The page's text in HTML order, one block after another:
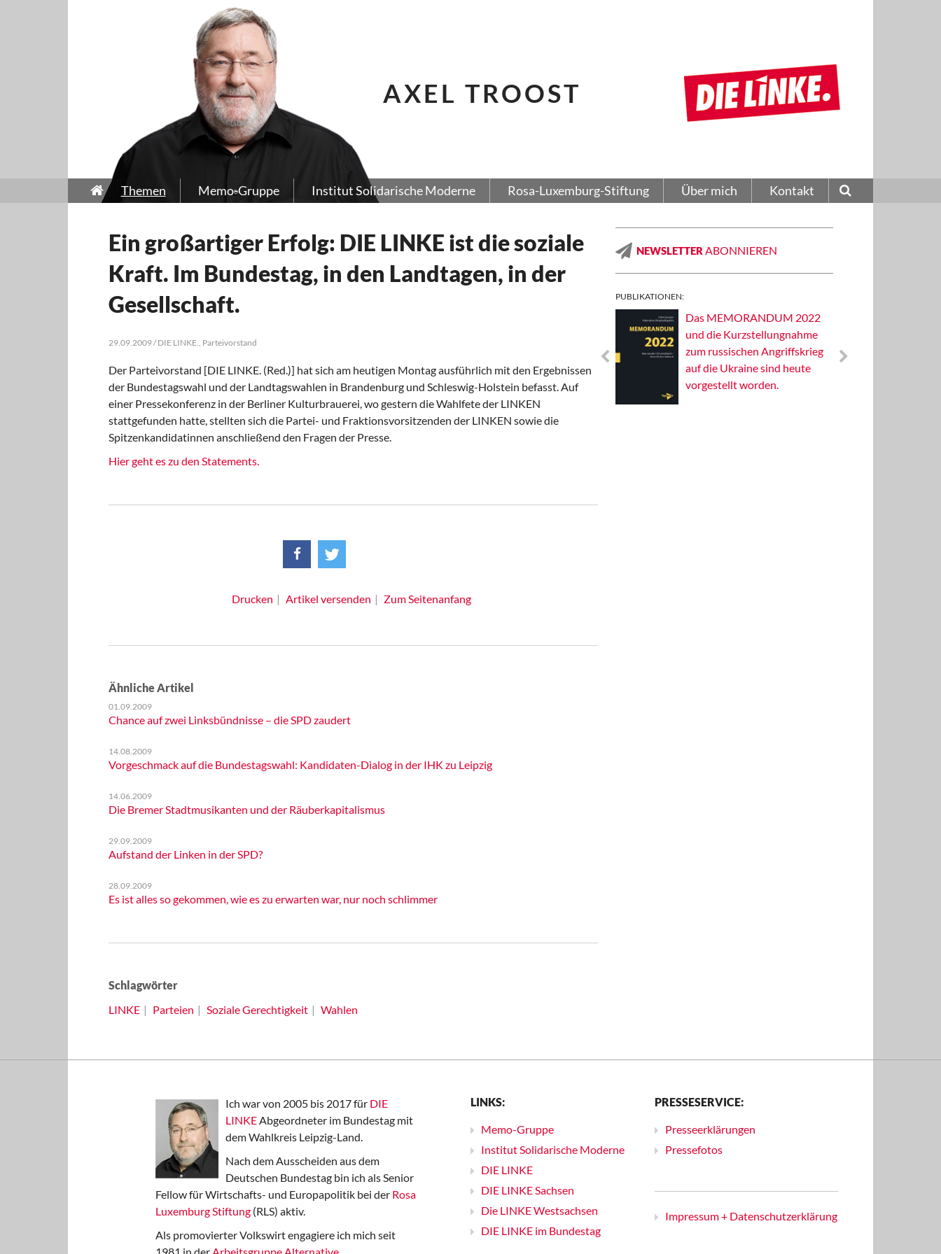
AXEL TROOST
Themen Memo-Gruppe Institut Solidarische Moderne Rosa-Luxemburg-Stiftung Über mich Kontakt
Ein großartiger Erfolg: DIE LINKE ist die soziale
Kraft. Im Bundestag, in den Landtagen, in der
Gesellschaft.
29.09.2009 / DIE LINKE., Parteivorstand
Der Parteivorstand [DIE LINKE. (Red.)] hat sich am heutigen Montag ausführlich mit den Ergebnissen
der Bundestagswahl und der Landtagswahlen in Brandenburg und Schleswig-Holstein befasst. Auf
einer Pressekonferenz in der Berliner Kulturbrauerei, wo gestern die Wahlfete der LINKEN
stattgefunden hatte, stellten sich die Partei- und Fraktionsvorsitzenden der LINKEN sowie die
Spitzenkandidatinnen anschließend den Fragen der Presse.
Hier geht es zu den Statements.
Drucken Artikel versenden Zum Seitenanfang
Ähnliche Artikel
01.09.2009
Chance auf zwei Linksbündnisse – die SPD zaudert
14.08.2009
Vorgeschmack auf die Bundestagswahl: Kandidaten-Dialog in der IHK zu Leipzig
14.06.2009
Die Bremer Stadtmusikanten und der Räuberkapitalismus
29.09.2009
Aufstand der Linken in der SPD?
28.09.2009
Es ist alles so gekommen, wie es zu erwarten war, nur noch schlimmer
Schlagwörter
LINKE
Parteien Soziale Gerechtigkeit Wahlen
NEWSLETTER ABONNIEREN
PUBLIKATIONEN:
Das MEMORANDUM 2022
und die Kurzstellungnahme
zum russischen Angriffskrieg
auf die Ukraine sind heute
vorgestellt worden.
Ich war von 2005 bis 2017 für DIE
LINKEAbgeordneter im Bundestag mit
dem Wahlkreis Leipzig-Land.
Nach dem Ausscheiden aus dem
Deutschen Bundestag bin ich als Senior
Fellow für Wirtschafts- und Europapolitik bei der Rosa
Luxemburg Stiftung (RLS) aktiv.
Als promovierter Volkswirt engagiere ich mich seit
LINKS:
Memo-Gruppe
Institut Solidarische Moderne
DIE LINKE
DIE LINKE Sachsen
Die LINKE Westsachsen
DIE LINKE im Bundestag
PRESSESERVICE:
Presseerklärungen
Pressefotos
Impressum + Datenschutzerklärung